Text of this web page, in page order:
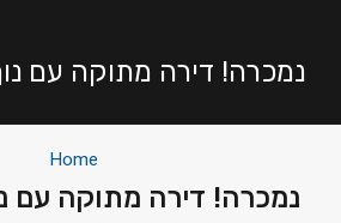
נמכרה! דירה מתוקה עם
Home
נמכרה! דירה מתוקה עם